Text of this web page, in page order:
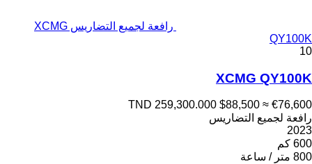
رافعة لجميع التضاريس XCMG
QY100K
10
XCMG QY100K
TND 259,300.000 $88,500 ≈ €76,600
رافعة لجميع التضاريس
2023
600 كم
800 متر / ساعة